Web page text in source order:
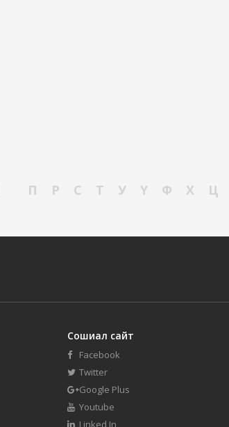
П Р С Т У Ү Ф Х Ц
Сошиал сайт
Facebook
Twitter
Google Plus
Youtube
Linked In